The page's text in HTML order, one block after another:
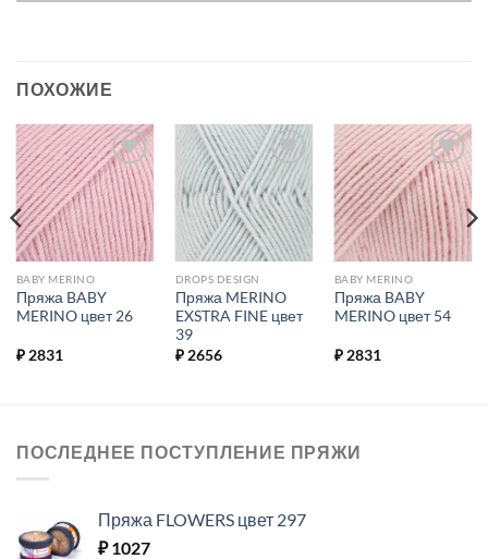
ПОХОЖИЕ
Добавить в
избранное.
BABY MERINO
Пряжа BABY
MERINO цвет 26
₽2831
Добавить в
избранное.
DROPS DESIGN
Пряжа MERINO
EXSTRA FINE цвет
39
₽2656
Добавить в
избранное.
BABY MERINO
Пряжа BABY
MERINO цвет 54
₽2831
ПОСЛЕДНЕЕ ПОСТУПЛЕНИЕ ПРЯЖИ
Пряжа FLOWERS цвет 297
₽1027